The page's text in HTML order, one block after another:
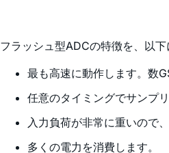
フラッシュ型ADCの特徴を、以下
最も高速に動作します。数
任意のタイミングでサンプ
入力負荷が非常に重いので
多くの電力を消費します。